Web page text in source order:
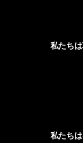
私たち
私たち